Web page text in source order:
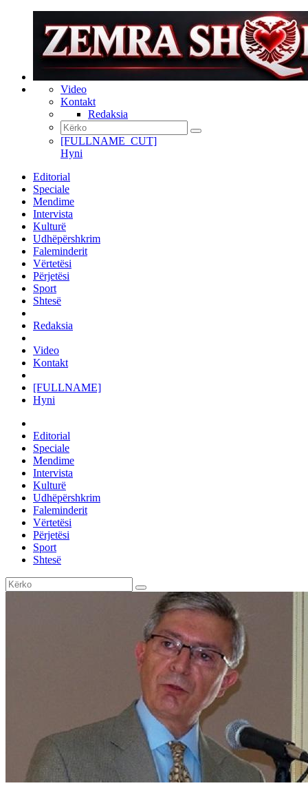
Video
Kontakt
Redaksia
[FULLNAME_CUT]
Hyni
Editorial
Speciale
Mendime
Intervista
Kulturë
Udhëpërshkrim
Faleminderit
Vërtetësi
Përjetësi
Sport
Shtesë
Redaksia
Video
Kontakt
[FULLNAME]
Hyni
Editorial
Speciale
Mendime
Intervista
Kulturë
Udhëpërshkrim
Faleminderit
Vërtetësi
Përjetësi
Sport
Shtesë